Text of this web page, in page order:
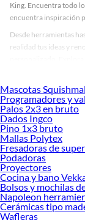
King. Encuentra todo
encuentra inspiración
Desde herramientas
realidad tus ideas y
accesorios de calidad
Desde remodelaciones
tus ideas realidad.
Sábanas Super King!
Explora la variedad
Herramientas,
renovación de
ofrecerte!
Encuentra una amplia
Sodimac. Encuentra
decoración. ¡Visítanos
Mascotas
Programadores y
Palos 2x3 en bruto
Dados Ingco
Pino 1x3 bruto
Mallas Polytex
Fresadoras de
Podadoras
Proyectores
Cocina y bano
Bolsos y mochilas
Napoleon
Cerámicas tipo
Wafleras